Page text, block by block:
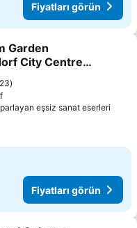
Fiyatları görün
ekle
Garden
City Centre
eşsiz sanat eserleri
Fiyatları görün